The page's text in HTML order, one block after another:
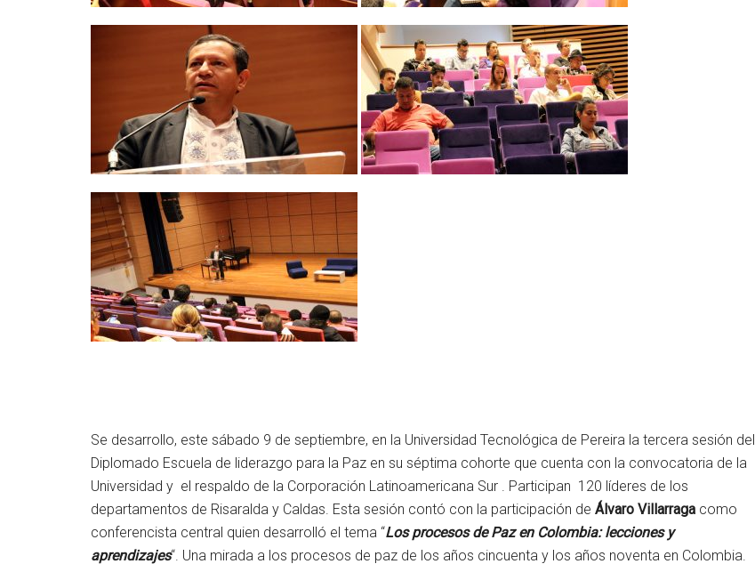
Se desarrollo, este sábado 9 de septiembre, en la Universidad Tecnológica de Pereira la tercera sesión del
Diplomado Escuela de liderazgo para la Paz en su séptima cohorte que cuenta con la convocatoria de la
Universidad y el respaldo de la Corporación Latinoamericana Sur . Participan 120 líderes de los
departamentos de Risaralda y Caldas. Esta sesión contó con la participación de Álvaro Villarraga como
conferencista central quien desarrolló el tema “Los procesos de Paz en Colombia: lecciones y
aprendizajes“. Una mirada a los procesos de paz de los años cincuenta y los años noventa en Colombia.